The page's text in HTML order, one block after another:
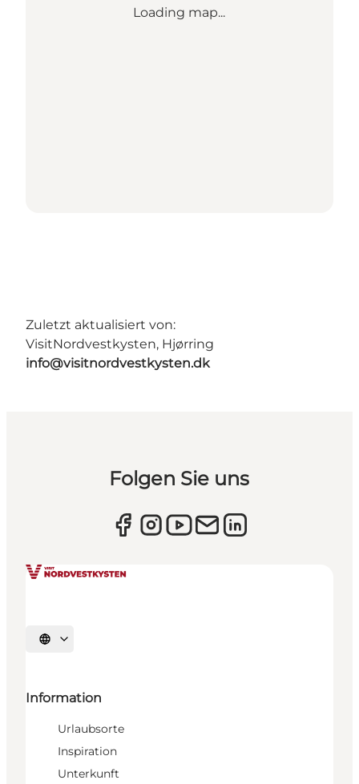
Loading map...
Zuletzt aktualisiert von:
VisitNordvestkysten, Hjørring
info@visitnordvestkysten.dk
Folgen Sie uns
Sprache auswählen
Information
Urlaubsorte
Inspiration
Unterkunft